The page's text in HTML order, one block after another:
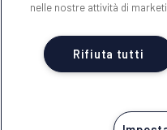
AREA RISERVATA
NOTE LEGALI
nelle nostre attività di
Rifiuta tutti